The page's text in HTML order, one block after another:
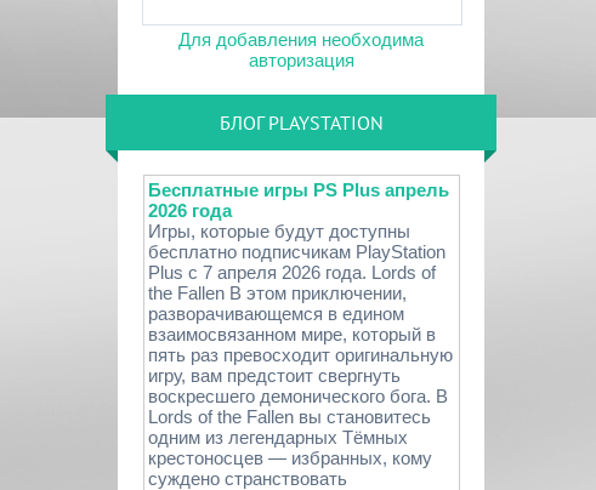
Для добавления необходима
авторизация
БЛОГ PLAYSTATION
Бесплатные игры PS Plus апрель
2026 года
Игры, которые будут доступны
бесплатно подписчикам PlayStation
Plus с 7 апреля 2026 года. Lords of
the Fallen В этом приключении,
разворачивающемся в едином
взаимосвязанном мире, который в
пять раз превосходит оригинальную
игру, вам предстоит свергнуть
воскресшего демонического бога. В
Lords of the Fallen вы становитесь
одним из легендарных Тёмных
крестоносцев — избранных, кому
суждено странствовать